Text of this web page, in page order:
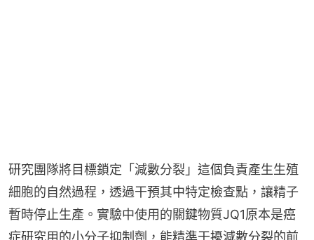
研究團隊將目標鎖定「減數分裂」這個負責產生生殖
細胞的自然過程，透過干預其中特定檢查點，讓精子
暫時停止生產。實驗中使用的關鍵物質JQ1原本是癌
症研究用的小分子抑制劑，能精準干擾減數分裂的前